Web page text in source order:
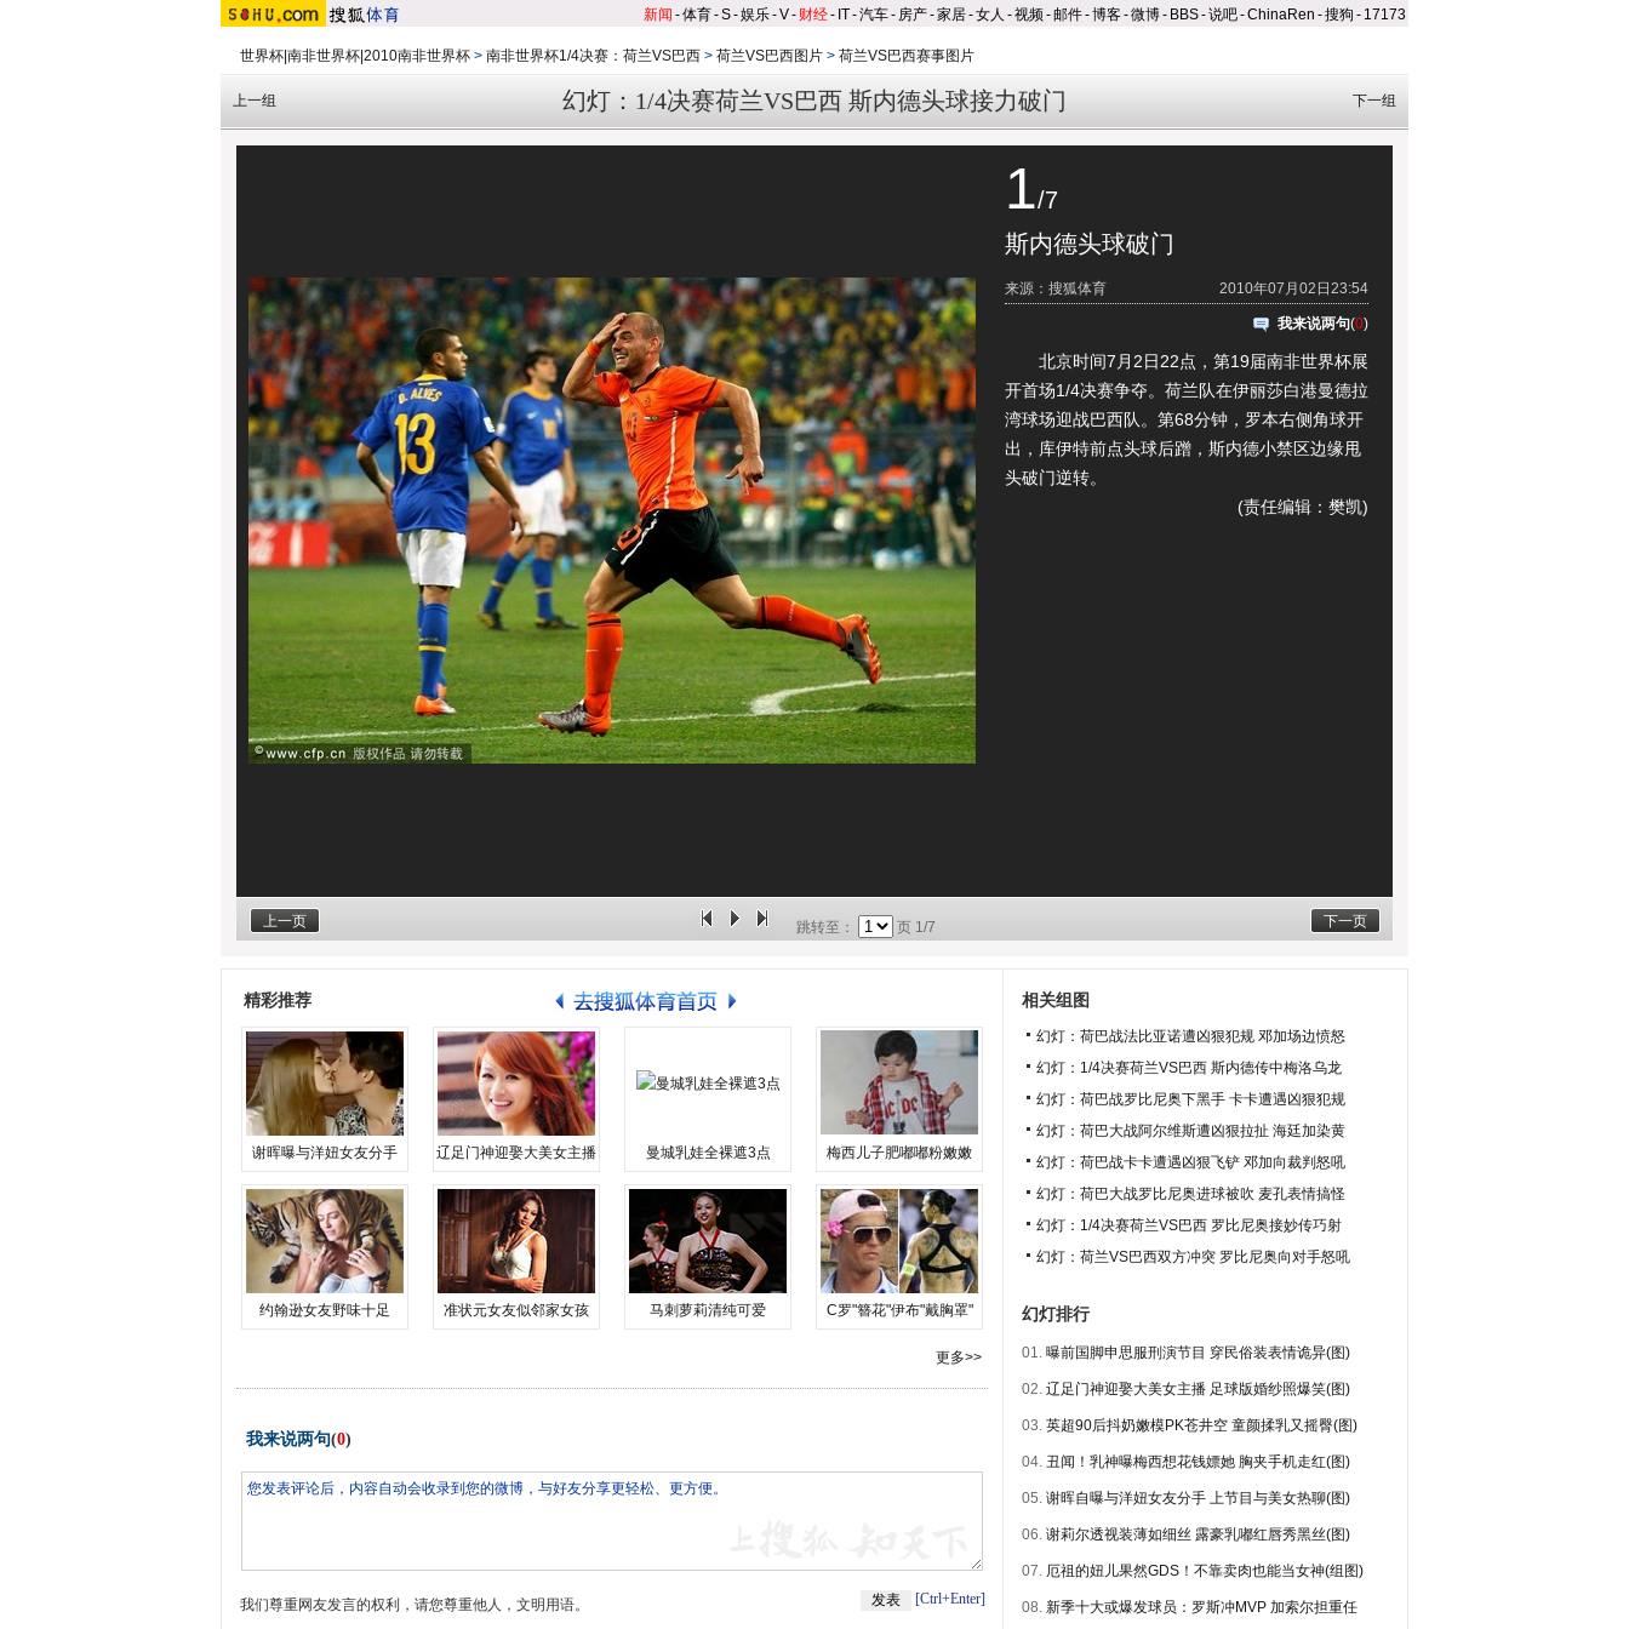
新闻 -体育-S-娱乐-V- 财经- IT-汽车- 房产-家居-女人 -视频-邮件-博客-微博- BBS-说吧-ChinaRen -搜狗 - 17173
世界杯|南非世界杯|2010南非世界杯 > 南非世界杯1/4决赛：荷兰VS巴西 > 荷兰VS巴西图片 > 荷兰VS巴西赛事图片
幻灯：1/4决赛荷兰VS巴西 斯内德头球接力破门
上一组 下一组
1/7
斯内德头球破门
2010年07月02日23:54
来源：搜狐体育
我来说两句(0)
北京时间7月2日22点，第19届南非世界杯展
开首场1/4决赛争夺。荷兰队在伊丽莎白港曼德拉
湾球场迎战巴西队。第68分钟，罗本右侧角球开
出，库伊特前点头球后蹭，斯内德小禁区边缘甩
头破门逆转。
(责任编辑：樊凯)
上一页 下一页
跳转至： 页 1/7
精彩推荐
谢晖曝与洋妞女友分手 辽足门神迎娶大美女主播 曼城乳娃全裸遮3点 梅西儿子肥嘟嘟粉嫩嫩
约翰逊女友野味十足 准状元女友似邻家女孩 马刺萝莉清纯可爱 C罗"簪花"伊布"戴胸罩"
更多>>
我来说两句(0)
我们尊重网友发言的权利，请您尊重他人，文明用语。 [Ctrl+Enter]
相关组图
幻灯：荷巴战法比亚诺遭凶狠犯规 邓加场边愤怒
幻灯：1/4决赛荷兰VS巴西 斯内德传中梅洛乌龙
幻灯：荷巴战罗比尼奥下黑手 卡卡遭遇凶狠犯规
幻灯：荷巴大战阿尔维斯遭凶狠拉扯 海廷加染黄
幻灯：荷巴战卡卡遭遇凶狠飞铲 邓加向裁判怒吼
幻灯：荷巴大战罗比尼奥进球被吹 麦孔表情搞怪
幻灯：1/4决赛荷兰VS巴西 罗比尼奥接妙传巧射
幻灯：荷兰VS巴西双方冲突 罗比尼奥向对手怒吼
幻灯排行
01. 曝前国脚申思服刑演节目 穿民俗装表情诡异(图)
02. 辽足门神迎娶大美女主播 足球版婚纱照爆笑(图)
03. 英超90后抖奶嫩模PK苍井空 童颜揉乳又摇臀(图)
04. 丑闻！乳神曝梅西想花钱嫖她 胸夹手机走红(图)
05. 谢晖自曝与洋妞女友分手 上节目与美女热聊(图)
06. 谢莉尔透视装薄如细丝 露豪乳嘟红唇秀黑丝(图)
07. 厄祖的妞儿果然GDS！不靠卖肉也能当女神(组图)
08. 新季十大或爆发球员：罗斯冲MVP 加索尔担重任